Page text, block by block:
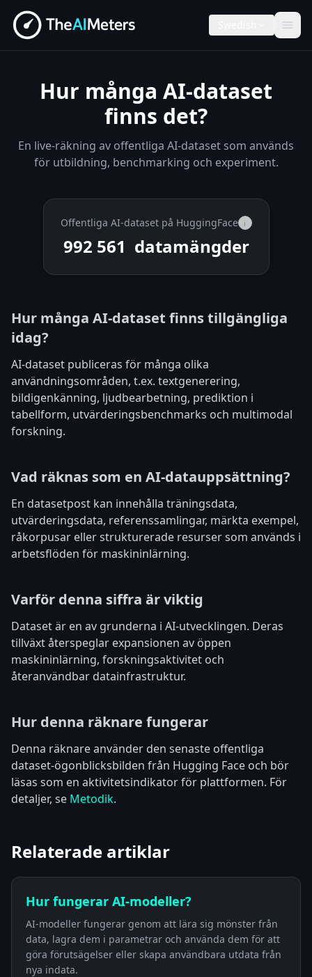
Hur många AI-dataset
finns det?
En live-räkning av offentliga AI-dataset som används
för utbildning, benchmarking och experiment.
Offentliga AI-dataset på HuggingFace i
992 561 datamängder
Hur många AI-dataset finns tillgängliga
idag?
AI-dataset publiceras för många olika
användningsområden, t.ex. textgenerering,
bildigenkänning, ljudbearbetning, prediktion i
tabellform, utvärderingsbenchmarks och multimodal
forskning.
Vad räknas som en AI-datauppsättning?
En datasetpost kan innehålla träningsdata,
utvärderingsdata, referenssamlingar, märkta exempel,
råkorpusar eller strukturerade resurser som används i
arbetsflöden för maskininlärning.
Varför denna siffra är viktig
Dataset är en av grunderna i AI-utvecklingen. Deras
tillväxt återspeglar expansionen av öppen
maskininlärning, forskningsaktivitet och
återanvändbar datainfrastruktur.
Hur denna räknare fungerar
Denna räknare använder den senaste offentliga
dataset-ögonblicksbilden från Hugging Face och bör
läsas som en aktivitetsindikator för plattformen. För
detaljer, se Metodik.
Relaterade artiklar
Hur fungerar AI-modeller?
AI-modeller fungerar genom att lära sig mönster från
data, lagra dem i parametrar och använda dem för att
göra förutsägelser eller skapa användbara utdata från
nya indata.